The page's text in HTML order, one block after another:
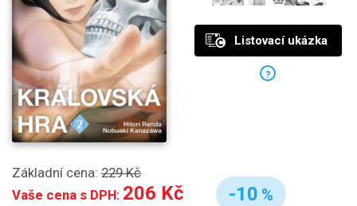
Základní cena: 229 Kč
Vaše cena s DPH: 206 Kč -10 %
Listovací ukázka
?